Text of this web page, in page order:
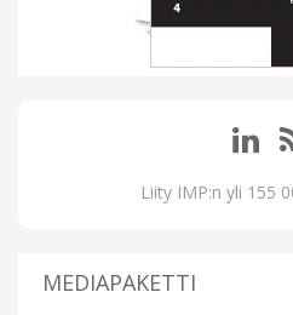
Liity IMP:n yli 155
MEDIAPAKETTI